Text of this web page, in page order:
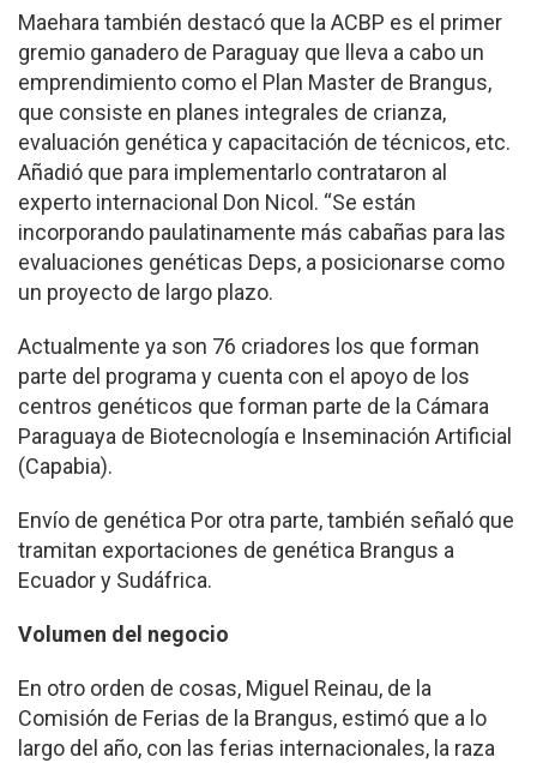
Maehara también destacó que la ACBP es el primer
gremio ganadero de Paraguay que lleva a cabo un
emprendimiento como el Plan Master de Brangus,
que consiste en planes integrales de crianza,
evaluación genética y capacitación de técnicos, etc.
Añadió que para implementarlo contrataron al
experto internacional Don Nicol. “Se están
incorporando paulatinamente más cabañas para las
evaluaciones genéticas Deps, a posicionarse como
un proyecto de largo plazo.
Actualmente ya son 76 criadores los que forman
parte del programa y cuenta con el apoyo de los
centros genéticos que forman parte de la Cámara
Paraguaya de Biotecnología e Inseminación Artificial
(Capabia).
Envío de genética Por otra parte, también señaló que
tramitan exportaciones de genética Brangus a
Ecuador y Sudáfrica.
Volumen del negocio
En otro orden de cosas, Miguel Reinau, de la
Comisión de Ferias de la Brangus, estimó que a lo
largo del año, con las ferias internacionales, la raza